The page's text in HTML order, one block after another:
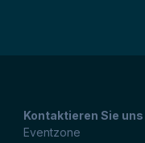
Kontaktieren Sie uns
Eventzone